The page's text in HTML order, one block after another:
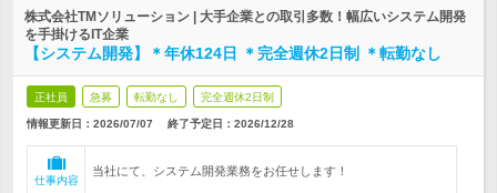
株式会社TMソリューション | 大手企業との取引多数！幅広いシステム開発
を手掛けるIT企業
【システム開発】＊年休124日 ＊完全週休2日制 ＊転勤なし
正社員 急募 転勤なし 完全週休2日制
情報更新日：2026/07/07 終了予定日： 2026/12/28
仕事内容
当社にて、システム開発業務をお任せします！